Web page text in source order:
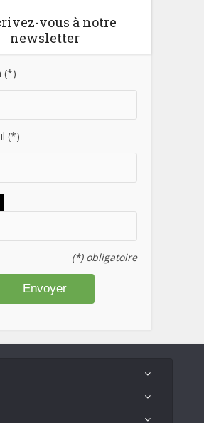
vous à notre
newsletter
(*)
(*)
(*) obligatoire